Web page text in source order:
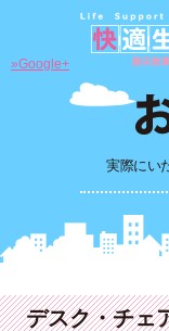
実際にい
»Google+
デスク・チェ